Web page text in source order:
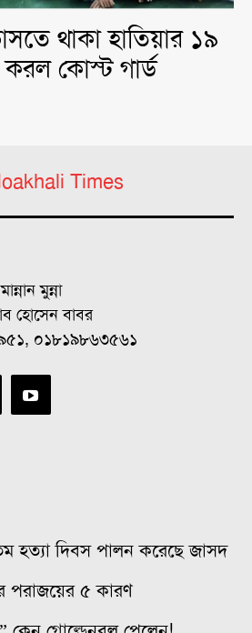
থাকা হাতিয়ার ১৯
করল কোস্ট গার্ড
মুন্না
হোসেন বাবর
০১৮১৯৮৬৩৫৬১
হত্যা দিবস পালন করেছে জাসদ
পরাজয়ের ৫ কারণ